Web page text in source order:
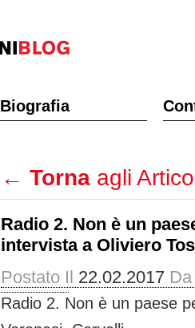
Biografia
← Torna agli
Radio 2. Non è un
intervista a Oliviero
Postato Il 22.02.2017 Da
Radio 2. Non è un paese